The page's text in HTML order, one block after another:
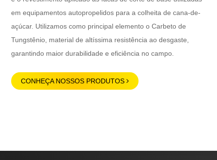
em equipamentos autopropelidos para a colheita de cana-de-
açúcar. Utilizamos como principal elemento o Carbeto de
Tungstênio, material de altíssima resistência ao desgaste,
garantindo maior durabilidade e eficiência no campo.
CONHEÇA NOSSOS PRODUTOS